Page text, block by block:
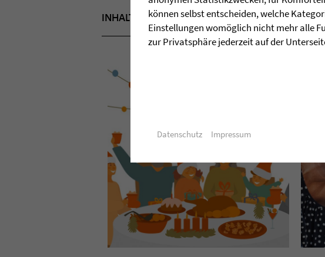
INHALT APRIL 2022 TITELTHEMA
können selbst entscheiden, welche
Einstellungen womöglich nicht mehr alle
zur Privatsphäre jederzeit auf der
Datenschutz Impressum